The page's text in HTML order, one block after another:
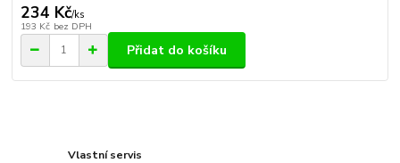
234 Kč/ks
193 Kč bez DPH
Přidat do košíku
Vlastní servis